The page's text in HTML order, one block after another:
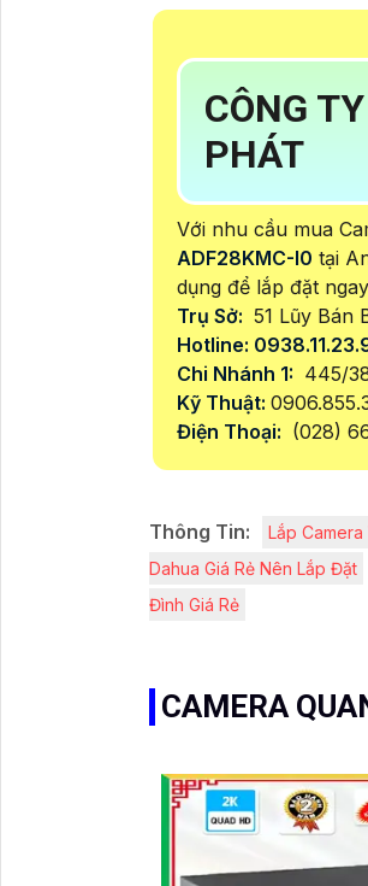
CÔNG
PHÁT
Với nhu cầu mua
ADF28KMC-I0 tại
dụng để lắp đặt
Trụ Sở: 51 Lũy Bán
Hotline:
Chi Nhánh 1: 445/
Kỹ Thuật:
Điện Thoại: (028)
Thông Tin: Lắp Camera
Dahua Giá Rẻ Nên Lắp Đặt
Đình Giá Rẻ
CAMERA